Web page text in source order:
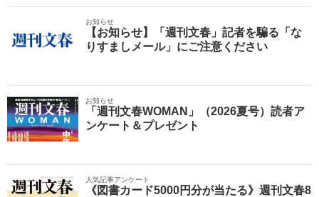
お知らせ
【お知らせ】「週刊文春」記者を騙る「な
りすましメール」にご注意ください
お知らせ
「週刊文春WOMAN」（2026夏号）読者ア
ンケート＆プレゼント
人気記事アンケート
《図書カード5000円分が当たる》週刊文春8